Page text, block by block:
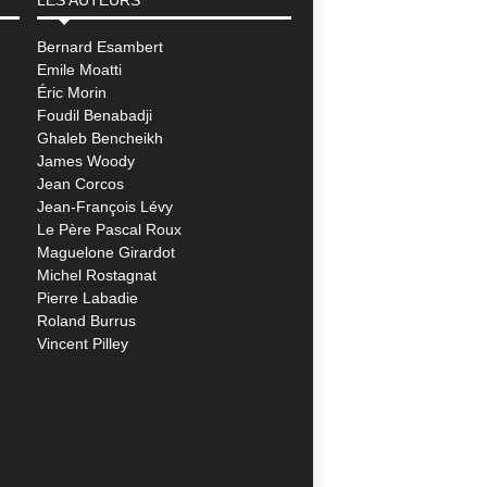
Bernard Esambert
Emile Moatti
Éric Morin
Foudil Benabadji
Ghaleb Bencheikh
James Woody
Jean Corcos
Jean-François Lévy
Le Père Pascal Roux
Maguelone Girardot
Michel Rostagnat
Pierre Labadie
Roland Burrus
Vincent Pilley